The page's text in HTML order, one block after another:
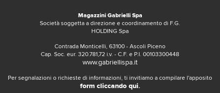
Magazzini Gabrielli Spa
Società soggetta a direzione e coordinamento di F.G.
HOLDING Spa
Contrada Monticelli, 63100 - Ascoli Piceno
Cap. Soc. eur. 320.781,72 i.v. - C.F. e P.I. 00103300448
www.gabriellispa.it
Per segnalazioni o richieste di informazioni, ti invitiamo a compilare l'apposito
form cliccando qui.